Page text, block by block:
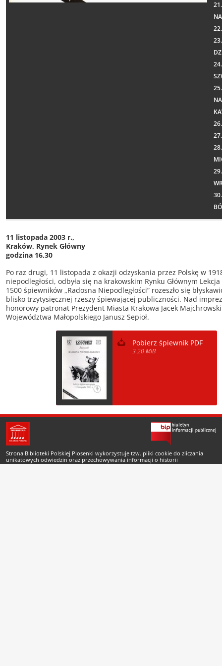
24.
11 listopada 2003 r.,
Kraków, Rynek Główny
godzina 16,30
Po raz drugi, 11 listopada z okazji odzyskania przez Polskę w
niepodległości, odbyła się na krakowskim Rynku Głównym
1500 śpiewników „Radosna Niepodległości” rozeszło się
blisko trzytysięcznej rzeszy śpiewającej publiczności. Nad
honorowy patronat Prezydent Miasta Krakowa Jacek
Województwa Małopolskiego Janusz Sepioł.
Pobierz śpiewnik PDF
3.20 MiB
Strona Biblioteki Polskiej Piosenki wykorzystuje tzw. pliki cookie do zliczania
unikatowych odwiedzin oraz przechowywania informacji o historii